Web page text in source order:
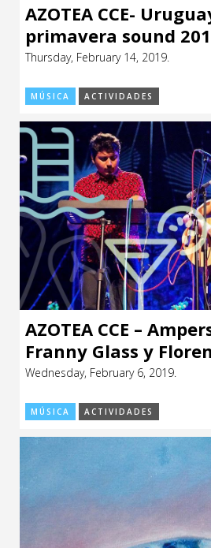
AZOTEA CCE-
primavera sound
Thursday, February 14, 2019.
MÚSICA ACTIVIDADES
AZOTEA CCE –
Franny Glass y
UY)
Wednesday, February 6, 2019.
MÚSICA ACTIVIDADES